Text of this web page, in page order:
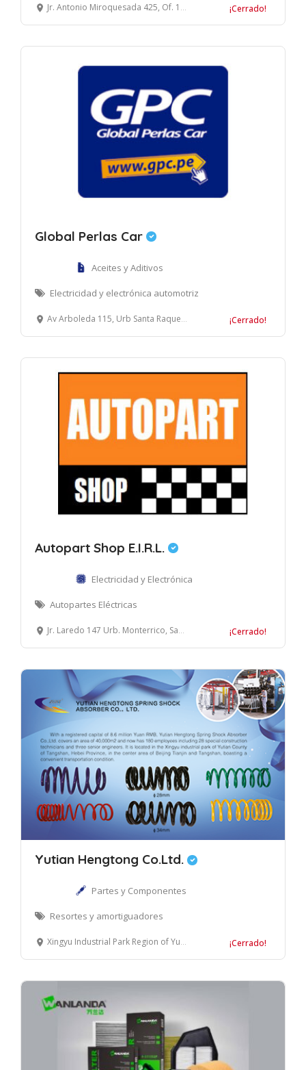
Jr. Antonio Miroquesada 425, Of. 1509, Magdalena del Mar, Lima ¡Cerrado!
Global Perlas Car
Aceites y Aditivos
Electricidad y electrónica automotriz
Av Arboleda 115, Urb Santa Raquel etapa 2, Ate, Lima ¡Cerrado!
Autopart Shop E.I.R.L.
Electricidad y Electrónica
Autopartes Eléctricas
Jr. Laredo 147 Urb. Monterrico, Santiago de Surco, Lima ¡Cerrado!
Yutian Hengtong Co.Ltd.
Partes y Componentes
Resortes y amortiguadores
Xingyu Industrial Park Region of Yutian County Of Tangshan, Provincia de Hebei, China ¡Cerrado!